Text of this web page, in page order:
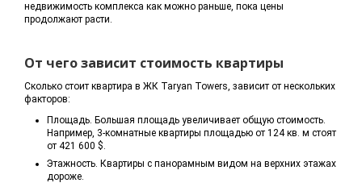
недвижимость комплекса как можно раньше, пока цены
продолжают расти.
От чего зависит стоимость квартиры
Сколько стоит квартира в ЖК Taryan Towers, зависит от нескольких
факторов:
Площадь. Большая площадь увеличивает общую стоимость.
Например, 3-комнатные квартиры площадью от 124 кв. м стоят
от 421 600 $.
Этажность. Квартиры с панорамным видом на верхних этажах
дороже.